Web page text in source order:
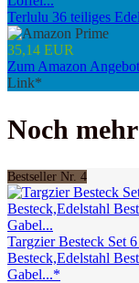
Terlulu 36 teiliges
35,14 EUR
Zum Amazon
Link*
Noch
Bestseller Nr. 4
Targzier Besteck Set
Besteck,Edelstahl
Gabel...*